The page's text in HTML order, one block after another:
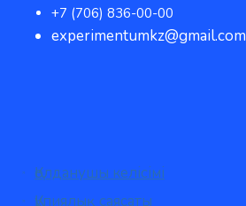
+7 (706) 836-00-00
experimentumkz@gmail.com
Қолданушы келісімі
Құпиялық саясаты